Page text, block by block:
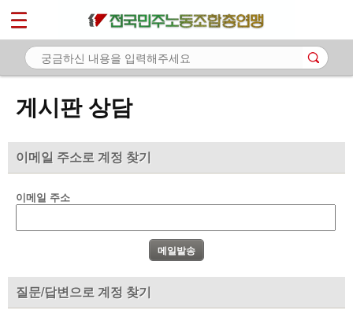
게시판 상담
이메일 주소로 계정 찾기
이메일 주소
질문/답변으로 계정 찾기
마이페이지
소개
노동상담
- 게시판 상담
- 바로보기
- 찾아보기
- 전국 노동상담소 안내